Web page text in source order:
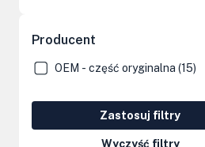
Części do zagęszczarek i skoczków
Części do siników Loncin
Elementy kabin
Kolumny kierownicze, orbitrole
Producent
OEM - część oryginalna (15)
Zastosuj filtry
Wyczyść filtry